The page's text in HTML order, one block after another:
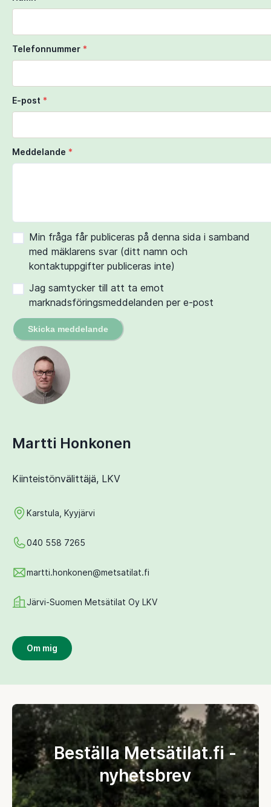
Telefonnummer *
E-post *
Meddelande *
Min fråga får publiceras på denna sida i samband
med mäklarens svar (ditt namn och
kontaktuppgifter publiceras inte)
Jag samtycker till att ta emot
marknadsföringsmeddelanden per e-post
Skicka meddelande
Martti Honkonen
Kiinteistönvälittäjä, LKV
Karstula, Kyyjärvi
040 558 7265
martti.honkonen@metsatilat.fi
Järvi-Suomen Metsätilat Oy LKV
Om mig
Beställa Metsätilat.fi -
nyhetsbrev